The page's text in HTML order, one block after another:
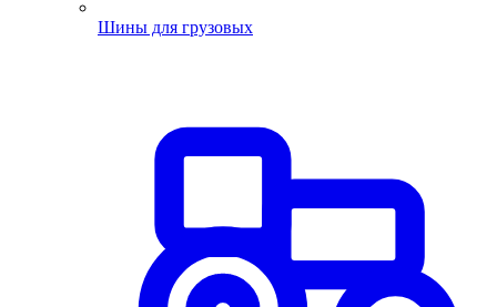
Шины для грузовых